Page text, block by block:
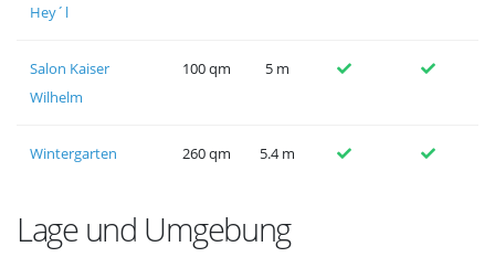
Hey´l
Salon Kaiser
Wilhelm
100 qm 5 m
Wintergarten 260 qm 5.4 m
Lage und Umgebung